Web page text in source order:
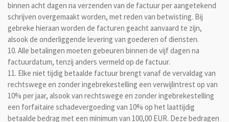
binnen acht dagen na verzenden van de factuur per aangetekend
schrijven overgemaakt worden, met reden van betwisting. Bij
gebreke hieraan worden de facturen geacht aanvaard te zijn,
alsook de onderliggende levering van goederen of diensten.
10. Alle betalingen moeten gebeuren binnen de vijf dagen na
factuurdatum, tenzij anders vermeld op de factuur.
11. Elke niet tijdig betaalde factuur brengt vanaf de vervaldag van
rechtswege en zonder ingebrekestelling een verwijlintrest op van
10% per jaar, alsook van rechtswege en zonder ingebrekestelling
een forfaitaire schadevergoeding van 10% op het laattijdig
betaalde bedrag met een minimum van 100,00 EUR. Deze bedragen